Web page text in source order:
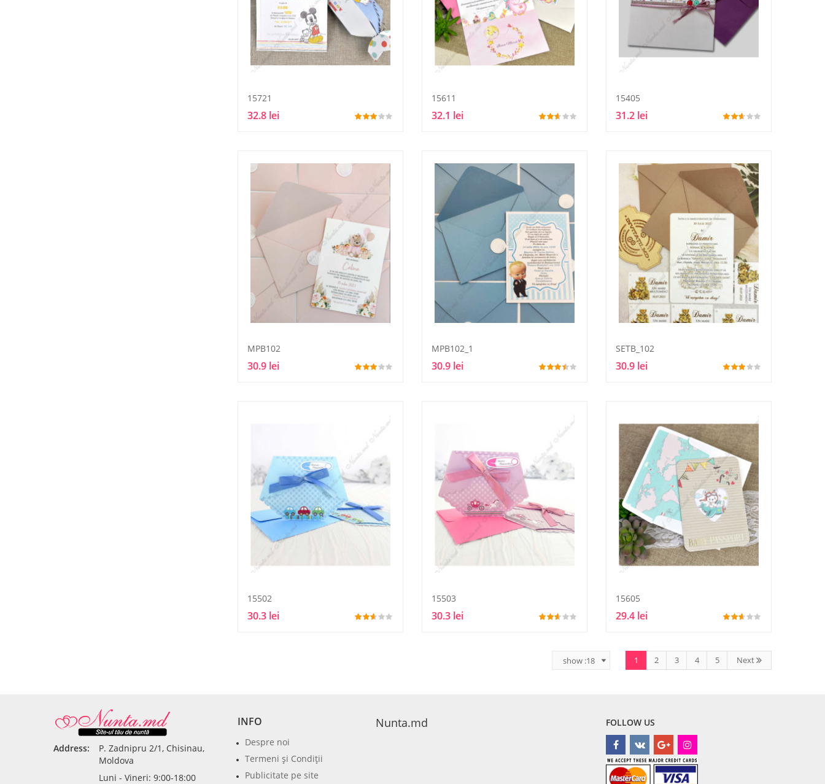
15721
32.8 lei
15611
32.1 lei
15405
31.2 lei
MPB102
30.9 lei
MPB102_1
30.9 lei
SETB_102
30.9 lei
15502
30.3 lei
15503
30.3 lei
15605
29.4 lei
1 2 3 4 5 Next
Address:
P. Zadnipru 2/1, Chisinau,
Moldova
Luni - Vineri: 9:00-18:00
INFO
Despre noi
Termeni şi Condiţii
Publicitate pe site
Nunta.md FOLLOW US